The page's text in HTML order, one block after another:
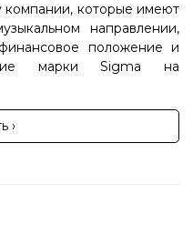
компании, которые имеют
направлении,
положение и
марки Sigma на
›